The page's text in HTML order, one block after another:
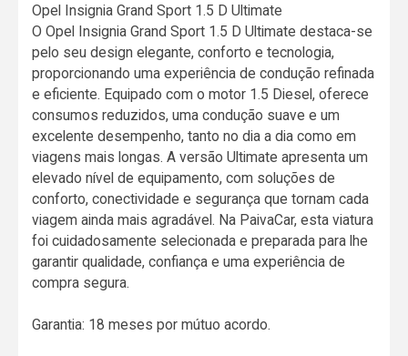
Opel Insignia Grand Sport 1.5 D Ultimate
O Opel Insignia Grand Sport 1.5 D Ultimate destaca-se
pelo seu design elegante, conforto e tecnologia,
proporcionando uma experiência de condução refinada
e eficiente. Equipado com o motor 1.5 Diesel, oferece
consumos reduzidos, uma condução suave e um
excelente desempenho, tanto no dia a dia como em
viagens mais longas. A versão Ultimate apresenta um
elevado nível de equipamento, com soluções de
conforto, conectividade e segurança que tornam cada
viagem ainda mais agradável. Na PaivaCar, esta viatura
foi cuidadosamente selecionada e preparada para lhe
garantir qualidade, confiança e uma experiência de
compra segura.
Garantia: 18 meses por mútuo acordo.